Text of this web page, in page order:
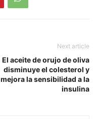
Next article
El aceite de orujo de oliva
disminuye el colesterol y
mejora la sensibilidad a la
insulina